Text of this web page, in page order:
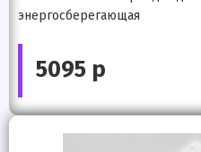
энергосберегающая
5095 р